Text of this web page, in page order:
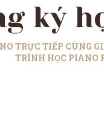
ký
TRỰC TIẾP CÙNG
TRÌNH HỌC PIANO